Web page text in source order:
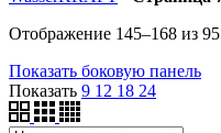
Отображение 145–168 из
Показать боковую панель
Показать 9 12 18 24